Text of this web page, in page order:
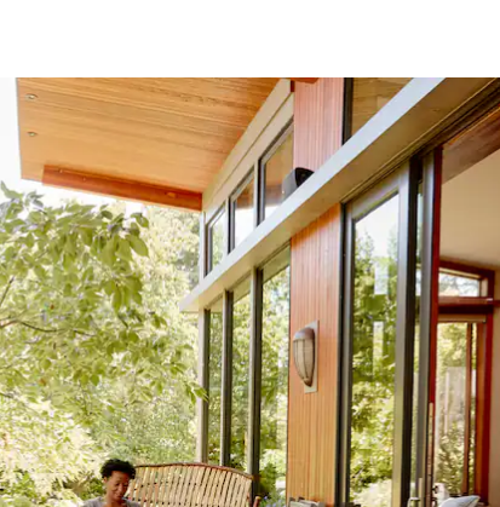
flecha hacia arriba y hacia abajo o explorá deslizando el